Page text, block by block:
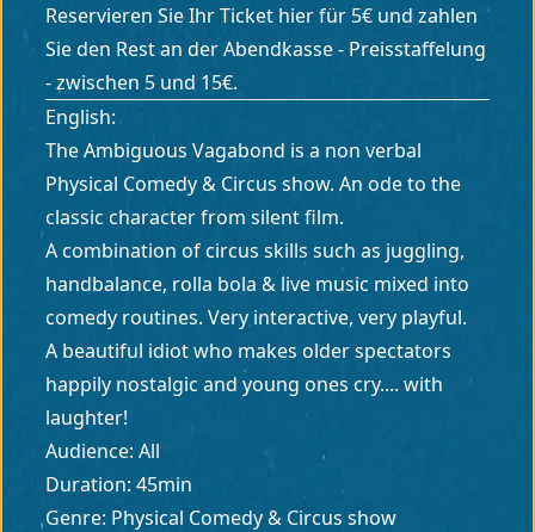
Reservieren Sie Ihr Ticket hier für 5€ und zahlen
Sie den Rest an der Abendkasse - Preisstaffelung
- zwischen 5 und 15€.
English:
The Ambiguous Vagabond is a non verbal
Physical Comedy & Circus show. An ode to the
classic character from silent film.
A combination of circus skills such as juggling,
handbalance, rolla bola & live music mixed into
comedy routines. Very interactive, very playful.
A beautiful idiot who makes older spectators
happily nostalgic and young ones cry.... with
laughter!
Audience: All
Duration: 45min
Genre: Physical Comedy & Circus show